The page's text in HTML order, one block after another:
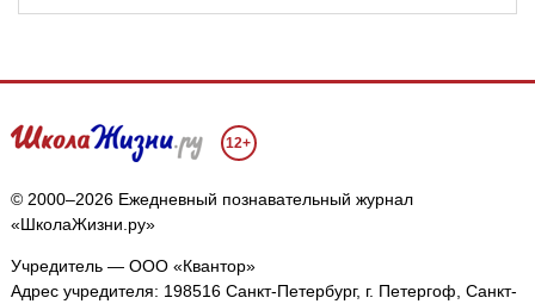
12+
© 2000–2026 Ежедневный познавательный журнал
«ШколаЖизни.ру»
Учредитель — ООО «Квантор»
Адрес учредителя: 198516 Санкт-Петербург, г. Петергоф, Санкт-